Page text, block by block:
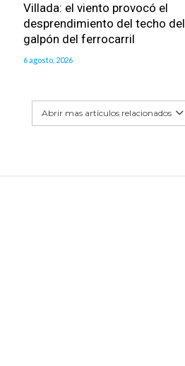
Villada: el viento provocó el
desprendimiento del techo del
galpón del ferrocarril
6 agosto, 2026
Abrir mas artículos relacionados